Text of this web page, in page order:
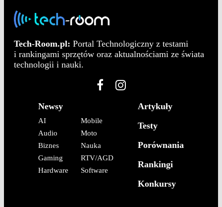
Tech-Room.pl: Portal Technologiczny z testami
i rankingami sprzętów oraz aktualnościami ze świata
technologii i nauki.
Newsy
AI
Audio
Biznes
Gaming
Hardware
Mobile
Moto
Nauka
RTV/AGD
Software
Artykuły
Testy
Porównania
Rankingi
Konkursy